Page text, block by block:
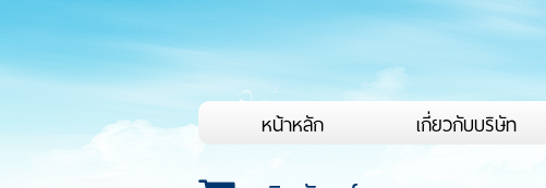
หน้าหลัก เกี่ยวกับบริษัท